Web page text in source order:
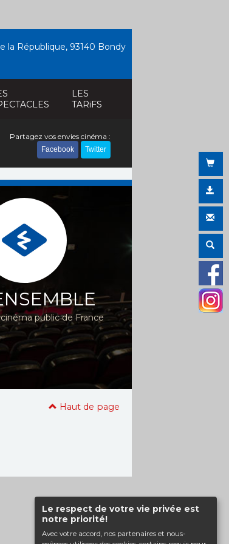
Le respect de votre vie privée est
notre priorité!
Avec votre accord, nos partenaires et nous-
LES
TARiFS
la République, 93140 Bondy
Partagez vos envies cinéma :
Facebook Twitter
public de France
Haut de page